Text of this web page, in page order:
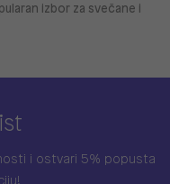
izbor za svečane i
i ostvari 5% popusta